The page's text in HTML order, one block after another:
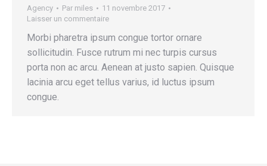
Agency Par miles
11 novembre 2017
Laisser un commentaire
Morbi pharetra ipsum congue tortor ornare
sollicitudin. Fusce rutrum mi nec turpis cursus
porta non ac arcu. Aenean at justo sapien. Quisque
lacinia arcu eget tellus varius, id luctus ipsum
congue.